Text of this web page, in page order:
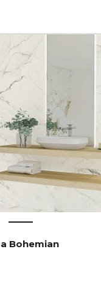
Bohemian